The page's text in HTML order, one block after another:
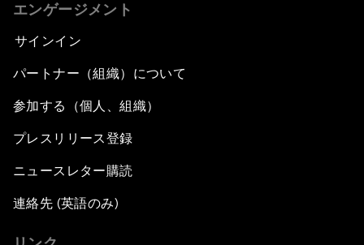
エンゲージメント
サインイン
パートナー（組織）について
参加する（個人、組織）
プレスリリース登録
ニュースレター購読
連絡先 (英語のみ)